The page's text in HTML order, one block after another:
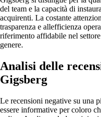
del team e la capacità di
acquirenti. La costante
trasparenza e allefficienza
riferimento affidabile nel
genere.
Analisi delle
Gigsberg
Le recensioni negative su una
essere informative per coloro